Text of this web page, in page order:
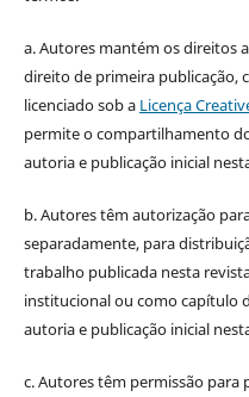
a. Autores mantém os direitos
direito de primeira publicação,
licenciado sob a Licença
permite o compartilhamento
autoria e publicação inicial
b. Autores têm autorização
separadamente, para
trabalho publicada nesta
institucional ou como capítulo
autoria e publicação inicial
c. Autores têm permissão